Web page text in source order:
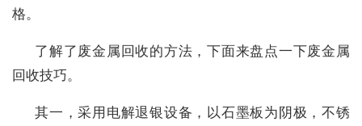
格。
了解了废金属回收的方法，下面来盘点一下废金属
回收技巧。
其一，采用电解退银设备，以石墨板为阴极，不锈